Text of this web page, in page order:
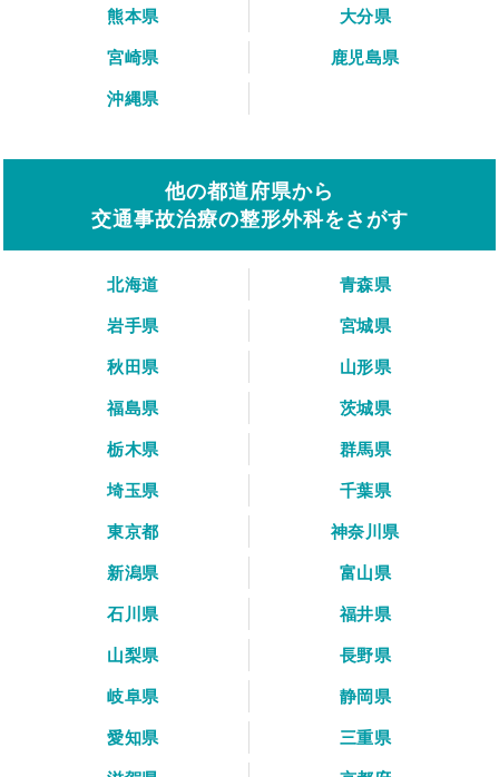
熊本県
大分県
宮崎県
鹿児島県
沖縄県
他の都道府県から
交通事故治療の整形外科をさがす
北海道
青森県
岩手県
宮城県
秋田県
山形県
福島県
茨城県
栃木県
群馬県
埼玉県
千葉県
東京都
神奈川県
新潟県
富山県
石川県
福井県
山梨県
長野県
岐阜県
静岡県
愛知県
三重県